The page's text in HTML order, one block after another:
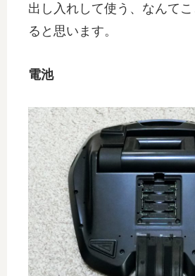
出し入れして使う、なんて
ると思います。
電池